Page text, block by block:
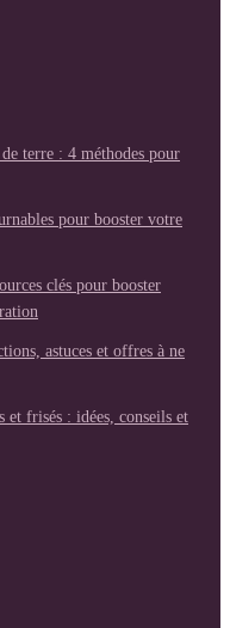
terre : 4 méthodes pour
pour booster votre
clés pour booster
astuces et offres à ne
et frisés : idées, conseils et